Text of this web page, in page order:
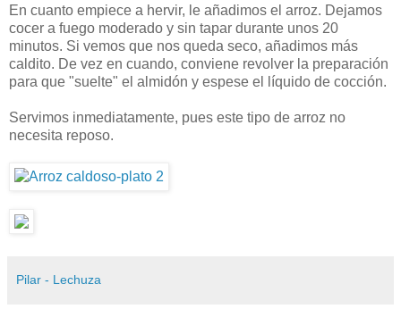
En cuanto empiece a hervir, le añadimos el arroz. Dejamos
cocer a fuego moderado y sin tapar durante unos 20
minutos. Si vemos que nos queda seco, añadimos más
caldito. De vez en cuando, conviene revolver la preparación
para que "suelte" el almidón y espese el líquido de cocción.
Servimos inmediatamente, pues este tipo de arroz no
necesita reposo.
Pilar - Lechuza